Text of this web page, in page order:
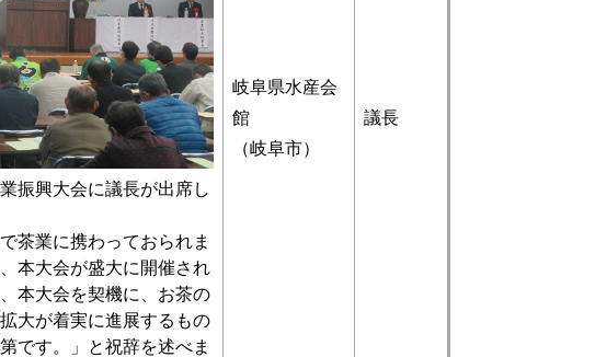
振興大会に議長が出席し
茶業に携わっておられま
本大会が盛大に開催され
本大会を契機に、お茶の
大が着実に進展するもの
です。」と祝辞を述べま
岐阜県水産会
館
（岐阜市）
議長